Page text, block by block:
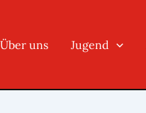
Über uns Jugend